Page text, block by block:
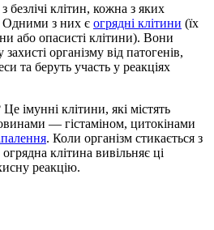
безлічі клітин, кожна з яких
Одними з них є огрядні клітини (їх
або опасисті клітини). Вони
організму від патогенів,
та беруть участь у реакціях
Це імунні клітини, які містять
— гістаміном, цитокінами
. Коли організм стикається з
огрядна клітина вивільняє ці
реакцію.